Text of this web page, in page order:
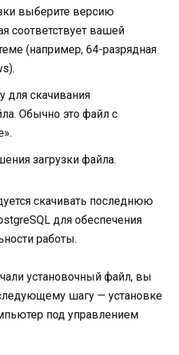
выберите версию
соответствует вашей
(например, 64-разрядная
для скачивания
Обычно это файл с
загрузки файла.
скачивать последнюю
для обеспечения
работы.
установочный файл, вы
шагу — установке
под управлением